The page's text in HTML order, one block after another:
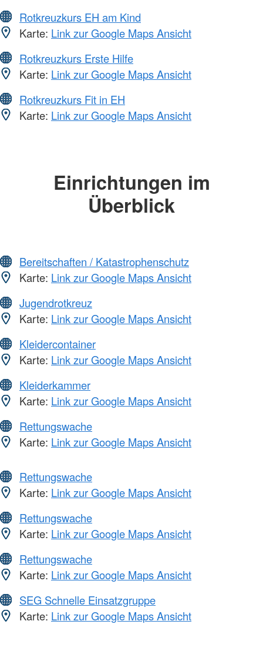
Rotkreuzkurs EH am Kind
Karte: Link zur Google Maps Ansicht
Rotkreuzkurs Erste Hilfe
Karte: Link zur Google Maps Ansicht
Rotkreuzkurs Fit in EH
Karte: Link zur Google Maps Ansicht
Einrichtungen im
Überblick
Bereitschaften / Katastrophenschutz
Karte: Link zur Google Maps Ansicht
Jugendrotkreuz
Karte: Link zur Google Maps Ansicht
Kleidercontainer
Karte: Link zur Google Maps Ansicht
Kleiderkammer
Karte: Link zur Google Maps Ansicht
Rettungswache
Karte: Link zur Google Maps Ansicht
Rettungswache
Karte: Link zur Google Maps Ansicht
Rettungswache
Karte: Link zur Google Maps Ansicht
Rettungswache
Karte: Link zur Google Maps Ansicht
SEG Schnelle Einsatzgruppe
Karte: Link zur Google Maps Ansicht